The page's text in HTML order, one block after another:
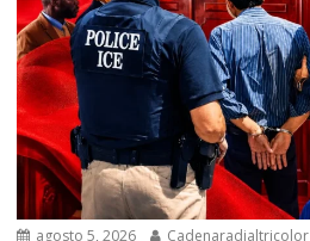
agosto 5, 2026 Cadenaradialtricolor